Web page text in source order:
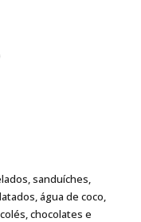
sanduíches,
água de coco,
chocolates e